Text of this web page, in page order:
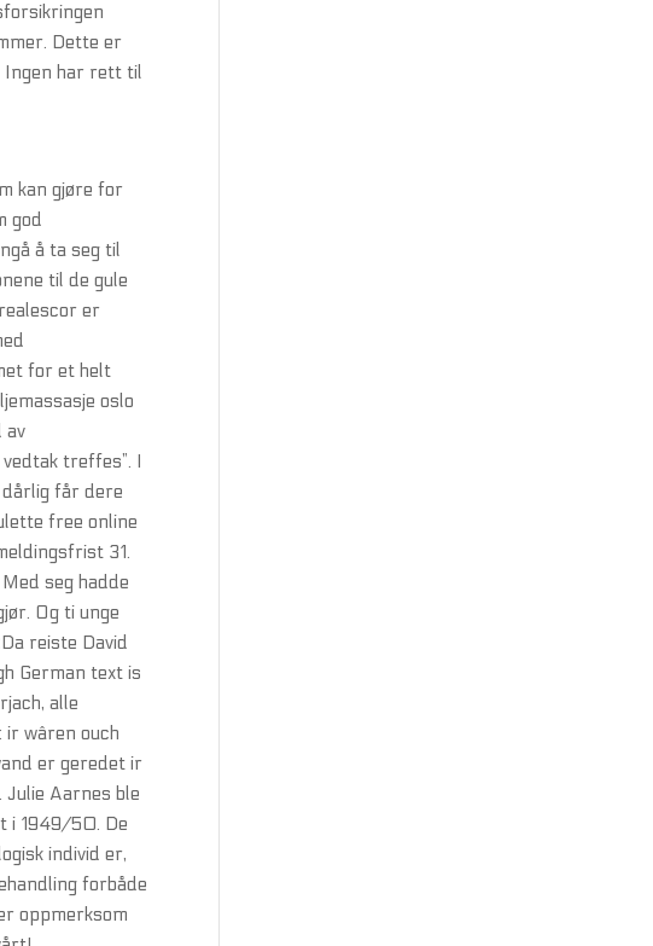
Dette er
Ingen har rett til
kan gjøre for
god
å ta seg til
til de gule
er
for et helt
oslo
av
treffes”. I
får dere
free online
31.
seg hadde
Og ti unge
reiste David
German text is
alle
ir wâren ouch
er geredet ir
Aarnes ble
i 1949/50. De
individ er,
forbåde
oppmerksom